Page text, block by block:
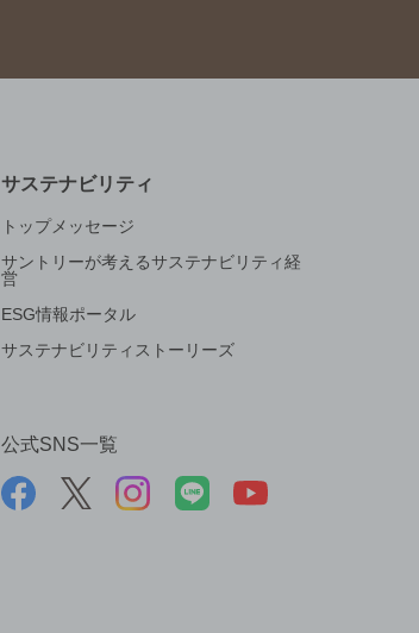
サステナビリティ
トップメッセージ
サントリーが考えるサステナビリティ経
営
ESG情報ポータル
サステナビリティストーリーズ
公式SNS一覧